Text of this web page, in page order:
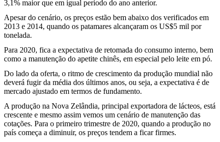
3,1% maior que em igual período do ano anterior.
Apesar do cenário, os preços estão bem abaixo dos verificados em
2013 e 2014, quando os patamares alcançaram os US$5 mil por
tonelada.
Para 2020, fica a expectativa de retomada do consumo interno, bem
como a manutenção do apetite chinês, em especial pelo leite em pó.
Do lado da oferta, o ritmo de crescimento da produção mundial não
deverá fugir da média dos últimos anos, ou seja, a expectativa é de
mercado ajustado em termos de fundamento.
A produção na Nova Zelândia, principal exportadora de lácteos, está
crescente e mesmo assim vemos um cenário de manutenção das
cotações. Para o primeiro trimestre de 2020, quando a produção no
país começa a diminuir, os preços tendem a ficar firmes.